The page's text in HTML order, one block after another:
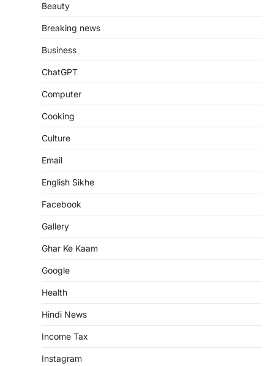
Beauty
Breaking news
Business
ChatGPT
Computer
Cooking
Culture
Email
English Sikhe
Facebook
Gallery
Ghar Ke Kaam
Google
Health
Hindi News
Income Tax
Instagram